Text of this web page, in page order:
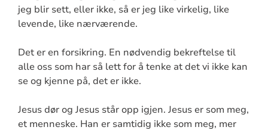
jeg blir sett, eller ikke, så er jeg like virkelig, like
levende, like nærværende.
Det er en forsikring. En nødvendig bekreftelse til
alle oss som har så lett for å tenke at det vi ikke kan
se og kjenne på, det er ikke.
Jesus dør og Jesus står opp igjen. Jesus er som meg,
et menneske. Han er samtidig ikke som meg, mer